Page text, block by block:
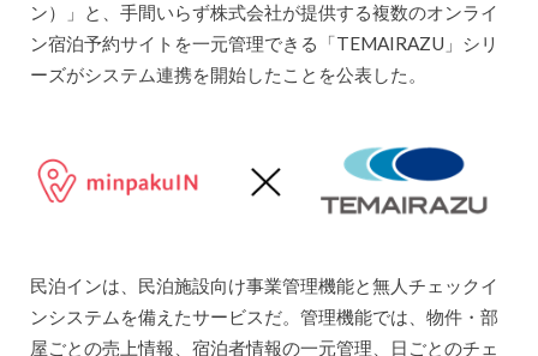
ン）」と、手間いらず株式会社が提供する複数のオンライ
ン宿泊予約サイトを一元管理できる「TEMAIRAZU」シリ
ーズがシステム連携を開始したことを公表した。
民泊インは、民泊施設向け事業管理機能と無人チェックイ
ンシステムを備えたサービスだ。管理機能では、物件・部
屋ごとの売上情報、宿泊者情報の一元管理、日ごとのチェ